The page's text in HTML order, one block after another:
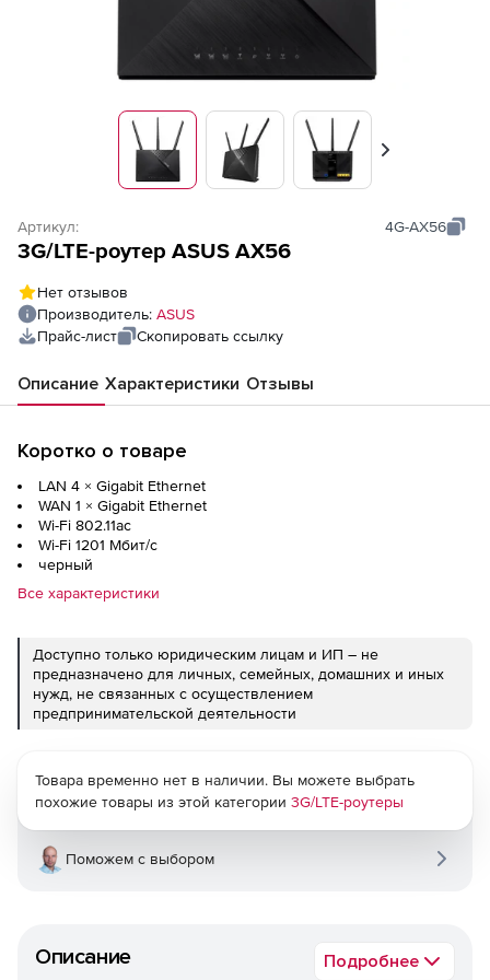
Вперед
Артикул: 4G-AX56
3G/LTE-роутер ASUS AX56
Нет отзывов
Производитель: ASUS
Прайс-лист
Скопировать ссылку
Описание Характеристики Отзывы
Коротко о товаре
LAN 4 × Gigabit Ethernet
WAN 1 × Gigabit Ethernet
Wi-Fi 802.11ac
Wi-Fi 1201 Мбит/с
черный
Все характеристики
Доступно только юридическим лицам и ИП – не
предназначено для личных, семейных, домашних и иных
нужд, не связанных с осуществлением
предпринимательской деятельности
Описание Подробнее
Товара временно нет в наличии. Вы можете выбрать
похожие товары из этой категории 3G/LTE-роутеры
Поможем с выбором